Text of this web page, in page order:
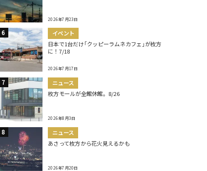
2026年7月23日
イベント
日本で1台だけ｢クッピーラムネカフェ｣が枚方
に！7/18
2026年7月17日
ニュース
枚方モールが全館休館。8/26
2026年8月3日
ニュース
あさって枚方から花火見えるかも
2026年7月20日